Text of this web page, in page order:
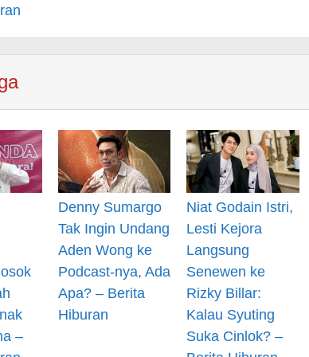
–
Denny Sumargo
Tak Ingin Undang
Aden Wong ke
Podcast-nya, Ada
Apa? – Berita
Hiburan
Niat Godain Istri,
Lesti Kejora
Langsung
Senewen ke
Rizky Billar:
Kalau Syuting
Suka Cinlok? –